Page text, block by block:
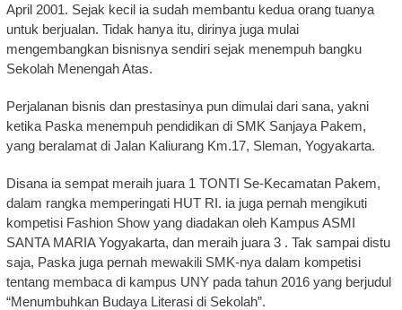
April 2001. Sejak kecil ia sudah membantu kedua orang tuanya
untuk berjualan. Tidak hanya itu, dirinya juga mulai
mengembangkan bisnisnya sendiri sejak menempuh bangku
Sekolah Menengah Atas.
Perjalanan bisnis dan prestasinya pun dimulai dari sana, yakni
ketika Paska menempuh pendidikan di SMK Sanjaya Pakem,
yang beralamat di Jalan Kaliurang Km.17, Sleman, Yogyakarta.
Disana ia sempat meraih juara 1 TONTI Se-Kecamatan Pakem,
dalam rangka memperingati HUT RI. ia juga pernah mengikuti
kompetisi Fashion Show yang diadakan oleh Kampus ASMI
SANTA MARIA Yogyakarta, dan meraih juara 3 . Tak sampai distu
saja, Paska juga pernah mewakili SMK-nya dalam kompetisi
tentang membaca di kampus UNY pada tahun 2016 yang berjudul
“Menumbuhkan Budaya Literasi di Sekolah”.